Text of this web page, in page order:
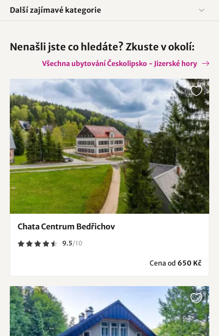
Další zajímavé kategorie
Nenašli jste co hledáte? Zkuste v okolí:
Všechna ubytování Českolipsko - Jizerské hory
Chata Centrum Bedřichov
9.5/10
Cena od 650 Kč